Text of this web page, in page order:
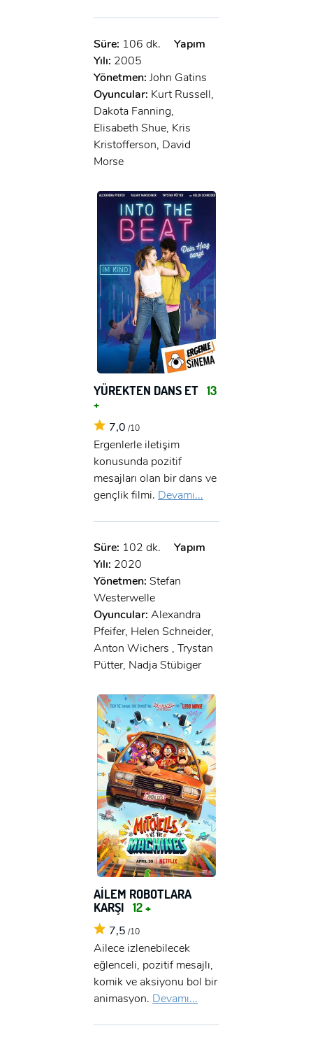
Süre: 106 dk.
Yapım
Yılı: 2005
Yönetmen: John Gatins
Oyuncular: Kurt Russell,
Dakota Fanning,
Elisabeth Shue, Kris
Kristofferson, David
Morse
YÜREKTEN DANS ET 13
+
7,0 /10
Ergenlerle iletişim
konusunda pozitif
mesajları olan bir dans ve
gençlik filmi. Devamı...
Süre: 102 dk.
Yapım
Yılı: 2020
Yönetmen: Stefan
Westerwelle
Oyuncular: Alexandra
Pfeifer, Helen Schneider,
Anton Wichers , Trystan
Pütter, Nadja Stübiger
AİLEM ROBOTLARA
KARŞI 12 +
7,5 /10
Ailece izlenebilecek
eğlenceli, pozitif mesajlı,
komik ve aksiyonu bol bir
animasyon. Devamı...